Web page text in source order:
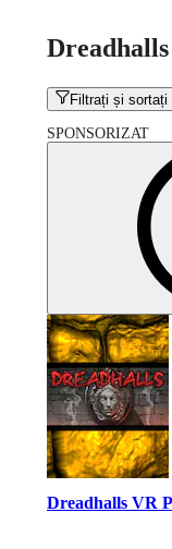
Filtrați și sortați
SPONSORIZAT
Dreadhalls VR